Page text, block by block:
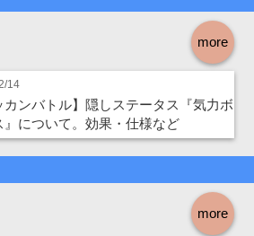
more
14
カンバトル】隠しステータス『気力ボ
』について。効果・仕様など
more